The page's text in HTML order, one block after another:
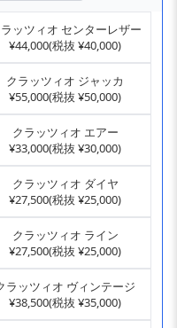
ッツィオ センターレザー
¥44,000(税抜 ¥40,000)
クラッツィオ ジャッカ
¥55,000(税抜 ¥50,000)
クラッツィオ エアー
¥33,000(税抜 ¥30,000)
クラッツィオ ダイヤ
¥27,500(税抜 ¥25,000)
クラッツィオ ライン
¥27,500(税抜 ¥25,000)
ラッツィオ ヴィンテージ
¥38,500(税抜 ¥35,000)